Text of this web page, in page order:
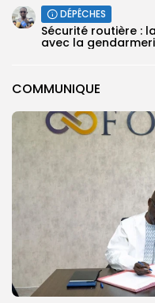
COMMUNIQUE
DÉPÊCHES
Sécurité routière :
avec la